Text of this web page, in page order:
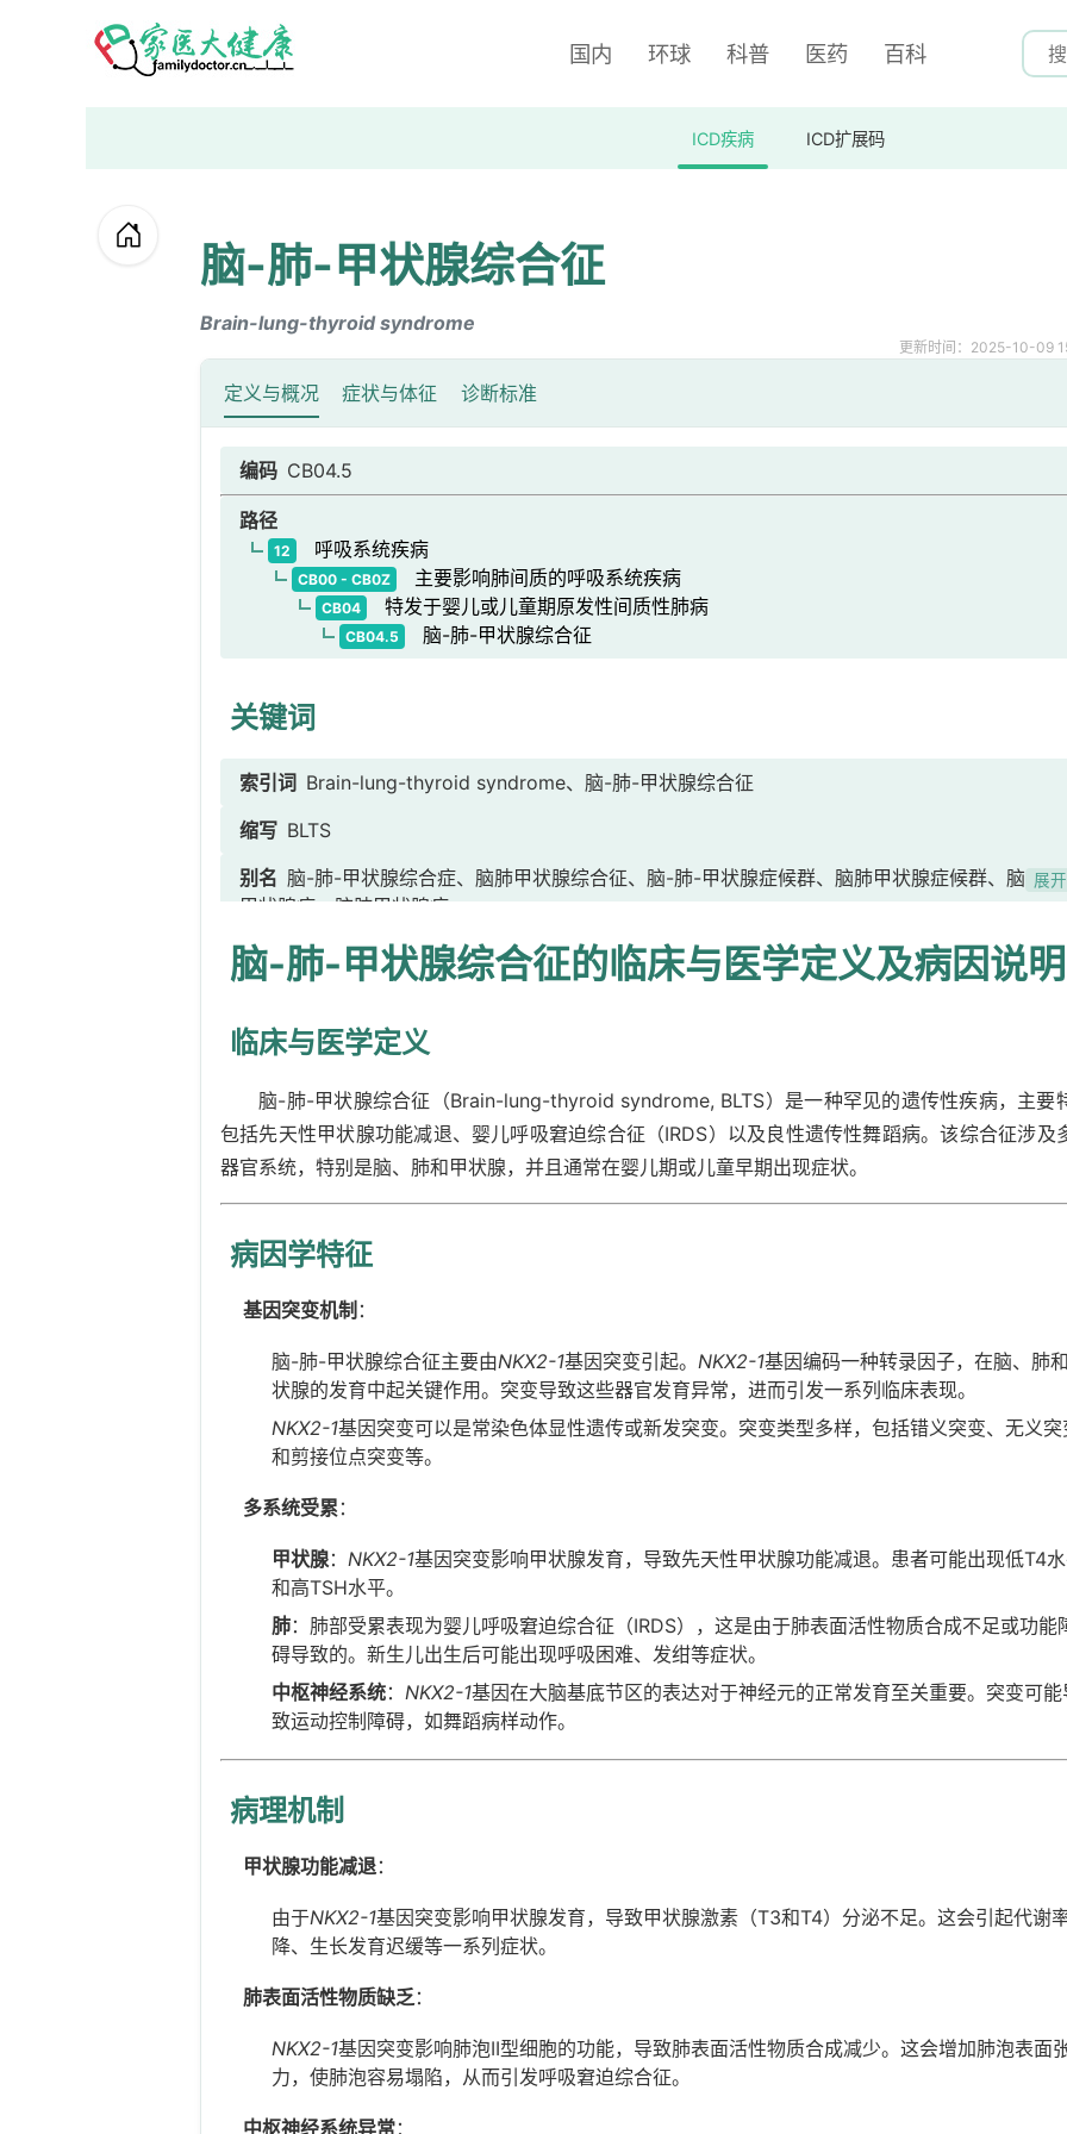
国内 环球 科普 医药 百科
ICD疾病 ICD扩展码
脑-肺-甲状腺综合征
Brain-lung-thyroid syndrome
更新时间：2025-10-09
定义与概况 症状与体征 诊断标准
编码 CB04.5
路径
12 呼吸系统疾病
CB00 - CB0Z 主要影响肺间质的呼吸系统疾病
CB04 特发于婴儿或儿童期原发性间质性肺病
CB04.5 脑-肺-甲状腺综合征
关键词
索引词 Brain-lung-thyroid syndrome、脑-肺-甲状腺综合征
缩写 BLTS
别名 脑-肺-甲状腺综合症、脑肺甲状腺综合征、脑-肺-甲状腺症候群、脑肺甲状腺症候群、脑-肺-
甲状腺病、脑肺甲状腺病
展开
脑-肺-甲状腺综合征的临床与医学定义及病因说明
临床与医学定义
脑-肺-甲状腺综合征（Brain-lung-thyroid syndrome, BLTS）是一种罕见的遗传性疾病，主要
包括先天性甲状腺功能减退、婴儿呼吸窘迫综合征（IRDS）以及良性遗传性舞蹈病。该综合征涉及
器官系统，特别是脑、肺和甲状腺，并且通常在婴儿期或儿童早期出现症状。
病因学特征
基因突变机制 ：
脑-肺-甲状腺综合征主要由NKX2-1基因突变引起。 NKX2-1基因编码一种转录因子，在脑、肺
状腺的发育中起关键作用。突变导致这些器官发育异常，进而引发一系列临床表现。
NKX2-1基因突变可以是常染色体显性遗传或新发突变。突变类型多样，包括错义突变、无义突
和剪接位点突变等。
多系统受累 ：
甲状腺：NKX2-1基因突变影响甲状腺发育，导致先天性甲状腺功能减退。患者可能出现低T4
和高TSH水平。
肺：肺部受累表现为婴儿呼吸窘迫综合征（IRDS），这是由于肺表面活性物质合成不足或功能
碍导致的。新生儿出生后可能出现呼吸困难、发绀等症状。
中枢神经系统：NKX2-1基因在大脑基底节区的表达对于神经元的正常发育至关重要。突变可能
致运动控制障碍，如舞蹈病样动作。
病理机制
甲状腺功能减退：
由于NKX2-1基因突变影响甲状腺发育，导致甲状腺激素（T3和T4）分泌不足。这会引起代谢
降、生长发育迟缓等一系列症状。
肺表面活性物质缺乏 ：
NKX2-1基因突变影响肺泡II型细胞的功能，导致肺表面活性物质合成减少。这会增加肺泡表面
力，使肺泡容易塌陷，从而引发呼吸窘迫综合征。
中枢神经系统异常：